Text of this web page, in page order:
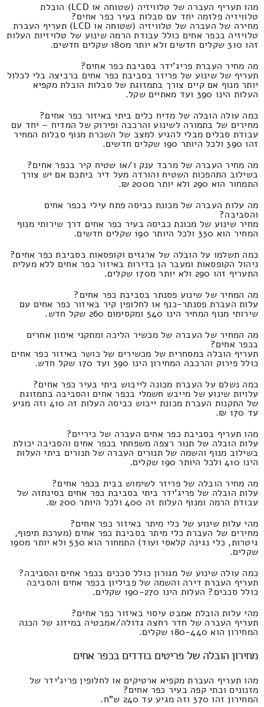
מהו תעריף העברה של טלוויזיה (שטוחה או LCD) הובלת
טלוויזיה פלזמה יחד עם סבלות בעיר כפר אחים?
מחירה של העברה של טלוויזיה (שטוחה או LCD) תעריף העברת
טלויזיה בכפר אחים כולל עבודת הרמה שינוע של טלויזיות העלות
זהו 310 שקלים חדשים ולא יותר מ180 שקלים חדשים.
מה מחיר העברת פריג'ידר בסביבת כפר אחים?
תעריף של שינוע של פריזר בסביבת כפר אחים ברביצה בלי לכלול
יותר מנוף אם קיים צורך בתמזוגת של סבלות הובלת מקפיא
העלות הינו 390 ועד מאתיים שקל.
כמה עולה הובלה של מדיח כלים ביתי באיזור כפר אחים?
מחירים של בתמורה לשינוע והרכבה ופירוק של המדיח – יחד עם
עבודת סבלים מבלי להגיע למצב של השכרת מנוף סבלות המחיר
זהו 390 ולכל היותר 190 שקלים חדשים.
מה מחיר העברה של מרבד ענק ו/או שטיח קיר בכפר אחים?
בשילוב התהפכות השטיח והורדה מעל דיר ביתכם אם יש צורך
התמחור הוא 290 ולא יותר מ200 ₪.
מה עלות העברה של מכונת כביסה פתח עילי בכפר אחים
והסביבה?
מחיר שינוע של מכונת כביסה בעיר כפר אחים דרך שירותי מנוף
המחיר הוא 330 ולכל היותר 190 שקלים חדשים.
כמה תשלמו על הובלה של ארגזים וקופסאות בסביבת כפר אחים?
ניהול הקופסאות ומעבר הן בדירות באיזור כפר אחים ללא מעלית
התעריף זהו 290 ולא יותר מ170 שקלים.
מה המחיר של שינוע פסנתר בסביבת כפר אחים?
עלות העברת פסנתר-כנף או לחלופין קיר באיזור כפר אחים עם
שירותי מנוף המחיר הינו 540 ומקסימום 260 שקל חדש.
מה המחיר של העברה של מכשיר הליכה ומתקני אימון אחרים
בכפר אחים?
תעריף הובלה במסחרית של מכשירים של כושר באיזור כפר אחים
כולל פירוק והרכבה המחירון הינו 390 ועד 170 שקל חדש.
כמה נשלם על העברת מכונה לייבוש ביתי בעיר כפר אחים?
עלויות שינוע של מייבש חשמלי בכפר אחים והסביבה בתמזוגת
של התקנות העברת מכונת ייבוש כביסה העלות זה 410 וזה מגיע
עד 170 ₪.
מהו תעריף בסביבת כפר אחים העברה של כיריים?
עלות הובלה של תנור רצפה משפחתי בכפר אחים והסביבה יכולת
בשילוב מנוף והשמה של תנורים העברה של תנורים ביתי העלות
הינו 410 ולכל היותר 190 שקלים.
מה מחיר הובלה של פריזר לשימוש בבית בכפר אחים?
עלות הובלה של פריג'ידר ביתי בסביבת כפר אחים בסינתזה של
עבודת הרמה ומנוף העלות זה 400 ולכל היותר 200 ₪.
מהי עלות שינוע של כלי מיתר באיזור כפר אחים?
מחירים של העברת כלי מיתר בסביבת כפר אחים (מערכת תיפוף,
גיטרות, כלי נגינה קלאסי ועוד) התמחור הוא 530 ולא יותר מ190
שקלים.
כמה עולה שינוע של מגורון כולל סככים בכפר אחים והסביבה?
תעריף העברת דירה והשמה של פביליון בכפר אחים והסביבה
כולל סככים? העלות הינו 190-270 שקלים.
מהי עלות הובלת אמבט עיסוי באיזור כפר אחים?
תעריף העברה של חדר רחצה גדולה/אמבטיה במיזוג של הכנה
המחירון הוא 180-440 שקלים.
מחירון הובלה של פריטים בודדים בכפר אחים
מהו תעריף העברת מקפיא ארטיקים או לחלופין פריג'ידר של
מזנונים ובתי קפה בעיר כפר אחים?
המחירון זהו 370 וזה מגיע עד 240 ש"ח.